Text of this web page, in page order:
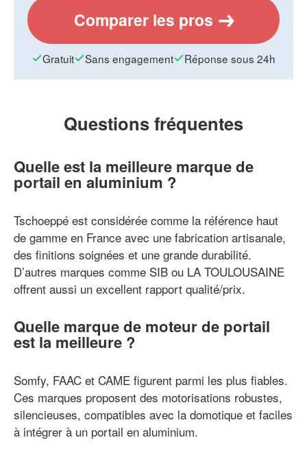
Comparer les pros
Gratuit Sans engagement Réponse sous 24h
Questions fréquentes
Quelle est la meilleure marque de
portail en aluminium ?
Tschoeppé est considérée comme la référence haut
de gamme en France avec une fabrication artisanale,
des finitions soignées et une grande durabilité.
D’autres marques comme SIB ou LA TOULOUSAINE
offrent aussi un excellent rapport qualité/prix.
Quelle marque de moteur de portail
est la meilleure ?
Somfy, FAAC et CAME figurent parmi les plus fiables.
Ces marques proposent des motorisations robustes,
silencieuses, compatibles avec la domotique et faciles
à intégrer à un portail en aluminium.